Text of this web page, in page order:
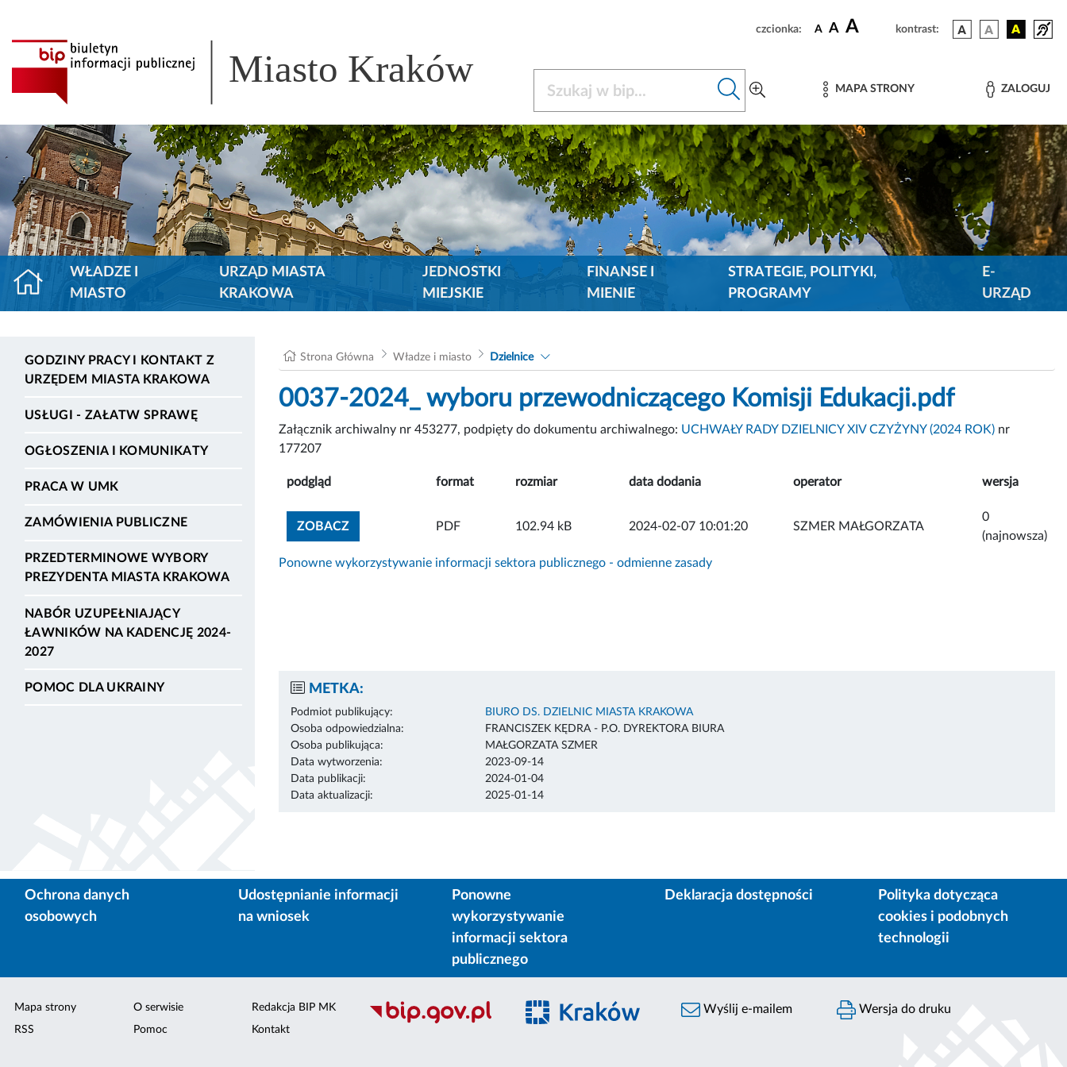
czcionka: A A A kontrast:
Miasto Kraków MAPA STRONY ZALOGUJ
WŁADZE I
MIASTO
URZĄD MIASTA
KRAKOWA
JEDNOSTKI
MIEJSKIE
FINANSE I
MIENIE
STRATEGIE, POLITYKI,
PROGRAMY
E-
URZĄD
GODZINY PRACY I KONTAKT Z
URZĘDEM MIASTA KRAKOWA
USŁUGI - ZAŁATW SPRAWĘ
OGŁOSZENIA I KOMUNIKATY
PRACA W UMK
ZAMÓWIENIA PUBLICZNE
PRZEDTERMINOWE WYBORY
PREZYDENTA MIASTA KRAKOWA
NABÓR UZUPEŁNIAJĄCY
ŁAWNIKÓW NA KADENCJĘ 2024-
2027
POMOC DLA UKRAINY
Strona Główna Władze i miasto Dzielnice
0037-2024_ wyboru przewodniczącego Komisji Edukacji.pdf
Załącznik archiwalny nr 453277, podpięty do dokumentu archiwalnego: UCHWAŁY RADY DZIELNICY XIV CZYŻYNY (2024 ROK) nr
177207
podgląd format rozmiar data dodania operator wersja
ZOBACZZOBACZ ZAŁĄCZNIK
PDF 102.94 kB 2024-02-07 10:01:20 SZMER MAŁGORZATA
0
(najnowsza)
Ponowne wykorzystywanie informacji sektora publicznego - odmienne zasady
METKA:
Podmiot publikujący:
BIURO DS. DZIELNIC MIASTA KRAKOWA
Osoba odpowiedzialna:
FRANCISZEK KĘDRA - P.O. DYREKTORA BIURA
Osoba publikująca:
MAŁGORZATA SZMER
Data wytworzenia:
2023-09-14
Data publikacji:
2024-01-04
Data aktualizacji:
2025-01-14
Ochrona danych
osobowych
Udostępnianie informacji
na wniosek
Ponowne
wykorzystywanie
informacji sektora
publicznego
Deklaracja dostępności
Polityka dotycząca
cookies i podobnych
technologii
Mapa strony
RSS
O serwisie
Pomoc
Redakcja BIP MK
Kontakt
Wyślij e-mailem Wersja do druku